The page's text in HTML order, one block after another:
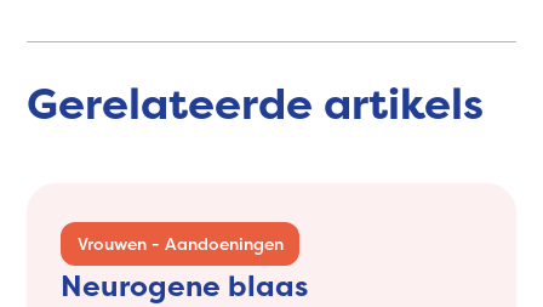
Gerelateerde artikels
Vrouwen - Aandoeningen
Neurogene blaas